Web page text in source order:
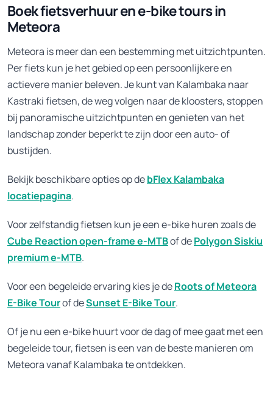
Boek fietsverhuur en e-bike tours in
Meteora
Meteora is meer dan een bestemming met uitzichtpunten.
Per fiets kun je het gebied op een persoonlijkere en
actievere manier beleven. Je kunt van Kalambaka naar
Kastraki fietsen, de weg volgen naar de kloosters, stoppen
bij panoramische uitzichtpunten en genieten van het
landschap zonder beperkt te zijn door een auto- of
bustijden.
Bekijk beschikbare opties op debFlex Kalambaka
locatiepagina.
Voor zelfstandig fietsen kun je een e-bike huren zoals de
Cube Reaction open-frame e-MTBof dePolygon Siskiu
premium e-MTB.
Voor een begeleide ervaring kies je deRoots of Meteora
E-Bike Tourof deSunset E-Bike Tour.
Of je nu een e-bike huurt voor de dag of mee gaat met een
begeleide tour, fietsen is een van de beste manieren om
Meteora vanaf Kalambaka te ontdekken.